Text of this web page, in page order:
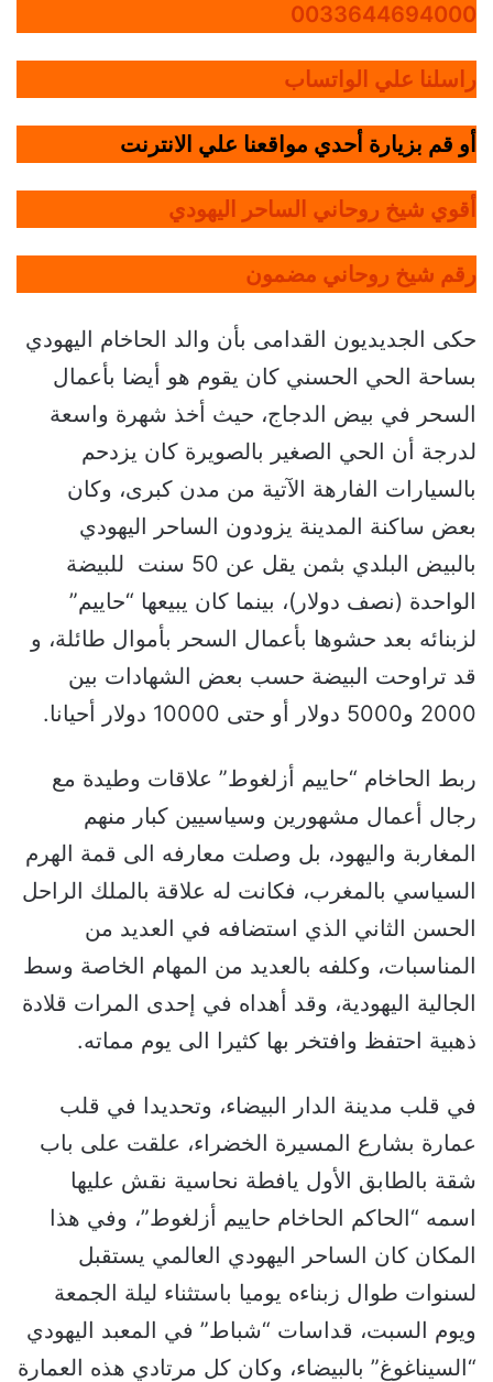
0033644694000
راسلنا علي الواتساب
أو قم بزيارة أحدي مواقعنا علي الانترنت
أقوي شيخ روحاني الساحر اليهودي
رقم شيخ روحاني مضمون
حكى الجديديون القدامى بأن والد الحاخام اليهودي
بساحة الحي الحسني كان يقوم هو أيضا بأعمال
السحر في بيض الدجاج، حيث أخذ شهرة واسعة
لدرجة أن الحي الصغير بالصويرة كان يزدحم
بالسيارات الفارهة الآتية من مدن كبرى، وكان
بعض ساكنة المدينة يزودون الساحر اليهودي
بالبيض البلدي بثمن يقل عن 50 سنت للبيضة
الواحدة (نصف دولار)، بينما كان يبيعها “حاييم”
لزبنائه بعد حشوها بأعمال السحر بأموال طائلة، و
قد تراوحت البيضة حسب بعض الشهادات بين
2000 و5000 دولار أو حتى 10000 دولار أحيانا.
ربط الحاخام “حاييم أزلغوط” علاقات وطيدة مع
رجال أعمال مشهورين وسياسيين كبار منهم
المغاربة واليهود، بل وصلت معارفه الى قمة الهرم
السياسي بالمغرب، فكانت له علاقة بالملك الراحل
الحسن الثاني الذي استضافه في العديد من
المناسبات، وكلفه بالعديد من المهام الخاصة وسط
الجالية اليهودية، وقد أهداه في إحدى المرات قلادة
ذهبية احتفظ وافتخر بها كثيرا الى يوم مماته.
في قلب مدينة الدار البيضاء، وتحديدا في قلب
عمارة بشارع المسيرة الخضراء، علقت على باب
شقة بالطابق الأول يافطة نحاسية نقش عليها
اسمه “الحاكم الحاخام حاييم أزلغوط”، وفي هذا
المكان كان الساحر اليهودي العالمي يستقبل
لسنوات طوال زبناءه يوميا باستثناء ليلة الجمعة
ويوم السبت، قداسات “شباط” في المعبد اليهودي
“السيناغوغ” بالبيضاء، وكان كل مرتادي هذه العمارة